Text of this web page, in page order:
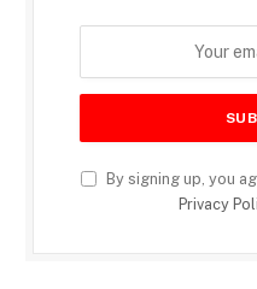
By signing up, you
Privacy